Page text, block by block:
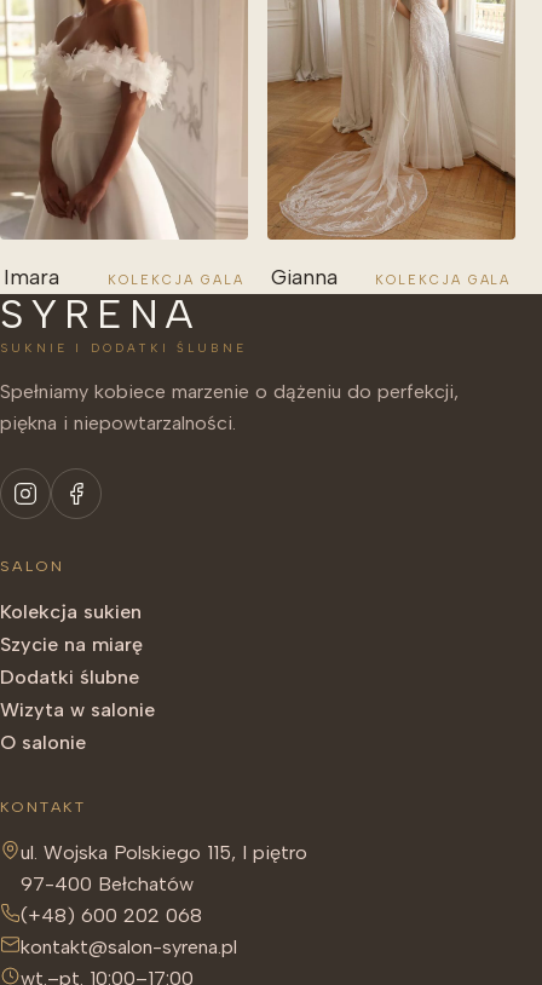
Imara KOLEKCJA GALA Gianna KOLEKCJA GALA
SYRENA
SUKNIE I DODATKI ŚLUBNE
Spełniamy kobiece marzenie o dążeniu do perfekcji,
piękna i niepowtarzalności.
SALON
Kolekcja sukien
Szycie na miarę
Dodatki ślubne
Wizyta w salonie
O salonie
KONTAKT
ul. Wojska Polskiego 115, I piętro
97-400 Bełchatów
(+48) 600 202 068
kontakt@salon-syrena.pl
wt.–pt. 10:00–17:00